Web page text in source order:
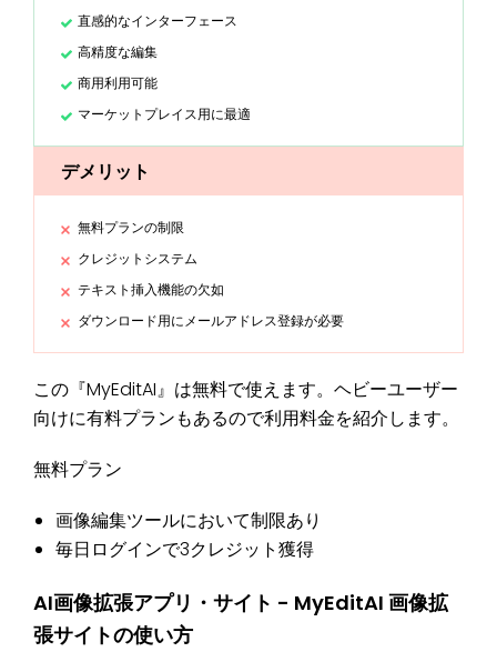
直感的なインターフェース
高精度な編集
商用利用可能
マーケットプレイス用に最適
デメリット
無料プランの制限
クレジットシステム
テキスト挿入機能の欠如
ダウンロード用にメールアドレス登録が必要
この『MyEditAI』は無料で使えます。ヘビーユーザー
向けに有料プランもあるので利用料金を紹介します。
無料プラン
画像編集ツールにおいて制限あり
毎日ログインで3クレジット獲得
AI画像拡張アプリ・サイト - MyEditAI 画像拡
張サイトの使い方